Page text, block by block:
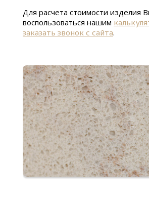
Для расчета стоимости изделия
воспользоваться нашим
заказать звонок с сайта.